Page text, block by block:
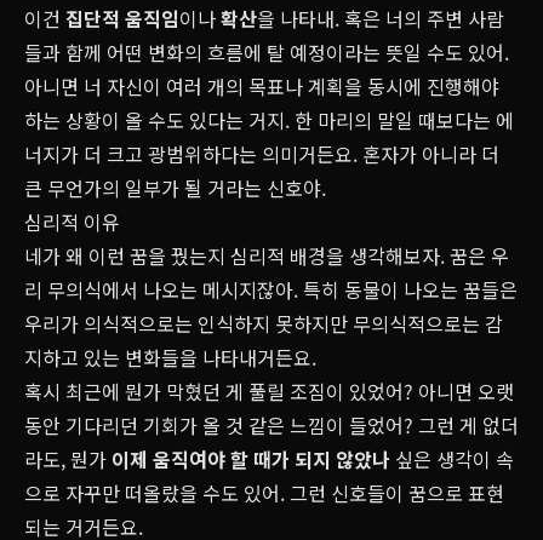
이건 집단적 움직임이나확산을 나타내. 혹은 너의 주변 사람
들과 함께 어떤 변화의 흐름에 탈 예정이라는 뜻일 수도 있어.
아니면 너 자신이 여러 개의 목표나 계획을 동시에 진행해야
하는 상황이 올 수도 있다는 거지. 한 마리의 말일 때보다는 에
너지가 더 크고 광범위하다는 의미거든요. 혼자가 아니라 더
큰 무언가의 일부가 될 거라는 신호야.
심리적 이유
네가 왜 이런 꿈을 꿨는지 심리적 배경을 생각해보자. 꿈은 우
리 무의식에서 나오는 메시지잖아. 특히 동물이 나오는 꿈들은
우리가 의식적으로는 인식하지 못하지만 무의식적으로는 감
지하고 있는 변화들을 나타내거든요.
혹시 최근에 뭔가 막혔던 게 풀릴 조짐이 있었어? 아니면 오랫
동안 기다리던 기회가 올 것 같은 느낌이 들었어? 그런 게 없더
라도, 뭔가 이제 움직여야 할 때가 되지 않았나 싶은 생각이 속
으로 자꾸만 떠올랐을 수도 있어. 그런 신호들이 꿈으로 표현
되는 거거든요.